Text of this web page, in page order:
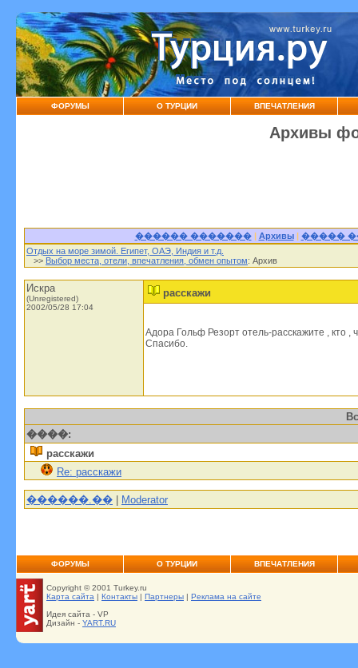
ФОРУМЫ О ТУРЦИИ ВПЕЧАТЛЕНИЯ
Архивы
������ �������| Архивы| �����
Отдых на море зимой. Египет, ОАЭ, Индия и т.д.
>> Выбор места, отели, впечатления, обмен опытом: Архив
Искра
(Unregistered)
2002/05/28 17:04
расскажи
Aдора Гольф Резорт отель-расскажите , кто ,
Спасибо.
����:
расскажи
Re: расскажи
������.�� | Moderator
ФОРУМЫ О ТУРЦИИ ВПЕЧАТЛЕНИЯ
Copyright © 2001 Turkey.ru
Карта сайта | Контакты | Партнеры | Реклама на сайте
Идея сайта - VP
Дизайн - YART.RU